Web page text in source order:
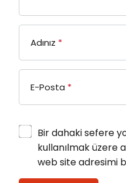
Adınız *
E-Posta *
Bir dahaki sefere
kullanılmak üzere
web site adresimi